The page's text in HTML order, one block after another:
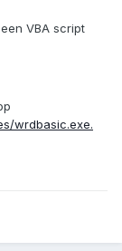
VBA script
wrdbasic.exe.